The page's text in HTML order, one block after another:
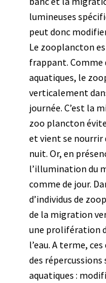
lumineuses
peut donc
Le zooplancton
frappant. Comme
aquatiques, le
verticalement
journée. C’est la
zoo plancton
et vient se nourrir
nuit. Or, en
l’illumination du
comme de jour.
d’individus de
de la migration
une prolifération
l’eau. A terme,
des répercussions
aquatiques :